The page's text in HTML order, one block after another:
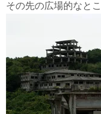
その先の広場的なと